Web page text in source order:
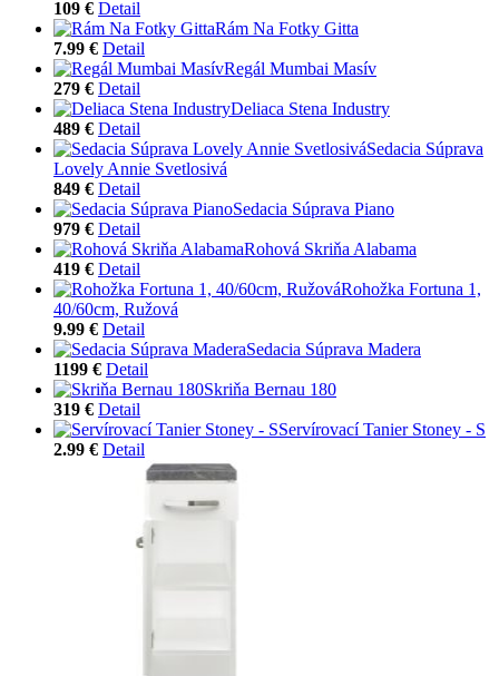
109 € Detail
Rám Na Fotky Gitta
7.99 € Detail
Regál Mumbai Masív
279 € Detail
Deliaca Stena Industry
489 € Detail
Sedacia Súprava
Lovely Annie Svetlosivá
849 € Detail
Sedacia Súprava Piano
979 € Detail
Rohová Skriňa Alabama
419 € Detail
Rohožka Fortuna 1,
40/60cm, Ružová
9.99 € Detail
Sedacia Súprava Madera
1199 € Detail
Skriňa Bernau 180
319 € Detail
Servírovací Tanier Stoney - S
2.99 € Detail